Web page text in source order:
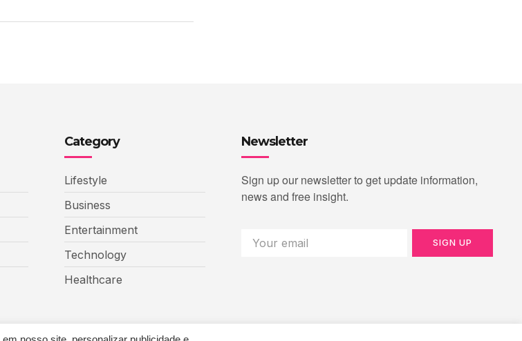
Category
Lifestyle
Business
Entertainment
Technology
Healthcare
Newsletter
Sign up our newsletter to get update information,
news and free insight.
SIGN UP